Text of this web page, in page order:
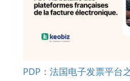
PDP：法国电子发票平台